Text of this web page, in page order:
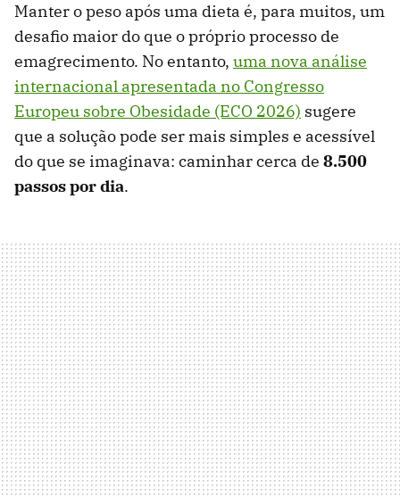
Manter o peso após uma dieta é, para muitos, um
desafio maior do que o próprio processo de
emagrecimento. No entanto, uma nova análise
internacional apresentada no Congresso
Europeu sobre Obesidade (ECO 2026) sugere
que a solução pode ser mais simples e acessível
do que se imaginava: caminhar cerca de 8.500
passos por dia.